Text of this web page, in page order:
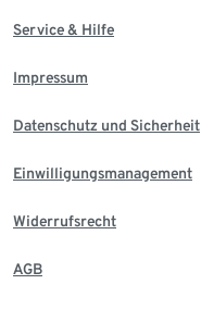
Service & Hilfe
Impressum
Datenschutz und Sicherheit
Einwilligungsmanagement
Widerrufsrecht
AGB